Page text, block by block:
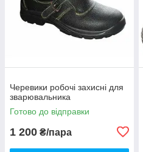
Черевики робочі захисні для
зварювальника
Готово до відправки
1 200 ₴/пара